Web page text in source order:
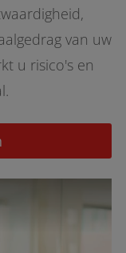
van uw
u risico's en